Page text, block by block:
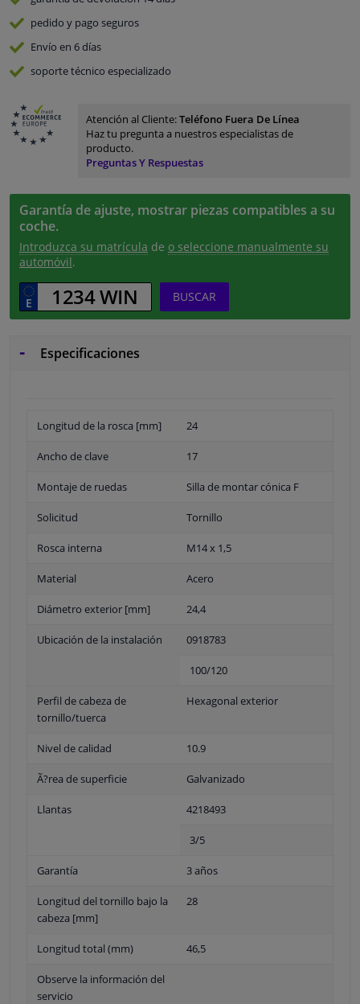
pedido y pago seguros
Envío en 6 días
soporte técnico especializado
Atención al Cliente:Teléfono Fuera De Línea
Haz tu pregunta a nuestros especialistas de
producto.
Preguntas Y Respuestas
Garantía de ajuste, mostrar piezas compatibles a su
coche.
Introduzca su matrícula de o seleccione manualmente su
automóvil.
BUSCAR
Especificaciones
Longitud de la rosca [mm] 24
Ancho de clave 17
Montaje de ruedas Silla de montar cónica F
Solicitud Tornillo
Rosca interna M14 x 1,5
Material Acero
Diámetro exterior [mm] 24,4
Ubicación de la instalación 0918783
100/120
Perfil de cabeza de
tornillo/tuerca
Hexagonal exterior
Nivel de calidad 10.9
Ã?rea de superficie Galvanizado
Llantas 4218493
3/5
Garantía 3 años
Longitud del tornillo bajo la
cabeza [mm]
28
Longitud total (mm) 46,5
Observe la información del
servicio